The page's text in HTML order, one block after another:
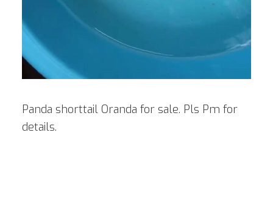
Panda shorttail Oranda for sale. Pls Pm for
details.